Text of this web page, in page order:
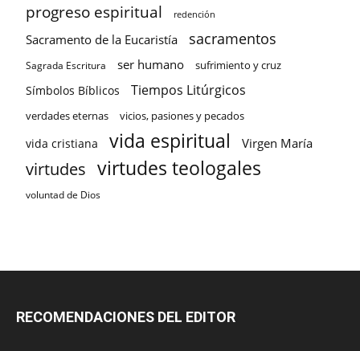
progreso espiritual redención
Sacramento de la Eucaristía sacramentos
Sagrada Escritura ser humano sufrimiento y cruz
Símbolos Bíblicos Tiempos Litúrgicos
verdades eternas vicios, pasiones y pecados
vida cristiana vida espiritual Virgen María
virtudes virtudes teologales
voluntad de Dios
RECOMENDACIONES DEL EDITOR